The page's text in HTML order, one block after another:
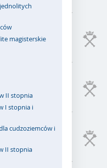
magisterskie
II stopnia
I stopnia i
cudzoziemców i
II stopnia